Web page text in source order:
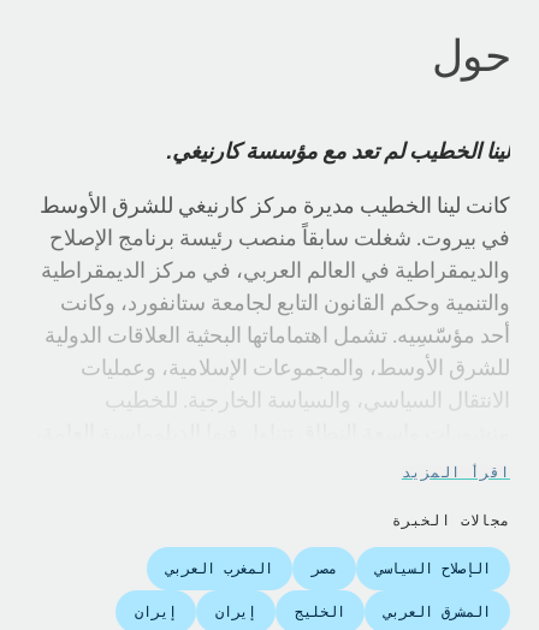
حول
لينا الخطيب لم تعد مع مؤسسة كارنيغي.
كانت لينا الخطيب مديرة مركز كارنيغي للشرق الأوسط
في بيروت. شغلت سابقاً منصب رئيسة برنامج الإصلاح
والديمقراطية في العالم العربي، في مركز الديمقراطية
والتنمية وحكم القانون التابع لجامعة ستانفورد، وكانت
أحد مؤسّسِيه. تشمل اهتماماتها البحثية العلاقات الدولية
للشرق الأوسط، والمجموعات الإسلامية، وعمليات
الانتقال السياسي، والسياسة الخارجية. للخطيب
والتواصل السياسي، والمشاركة السياسية في الشرق
نشرت الخطيب سبعة كتب من بينها كتاب Image
Politics in the Middle East: The Role of the Visual in
اقرأ المزيد
مجالات الخبرة
الإصلاح السياسي مصر المغرب العربي
المشرق العربي الخليج إيران إيران